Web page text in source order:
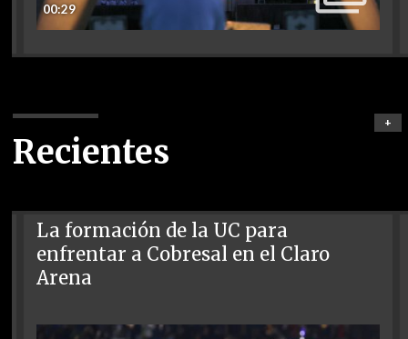
00:29
Recientes
+
La formación de la UC para
enfrentar a Cobresal en el Claro
Arena